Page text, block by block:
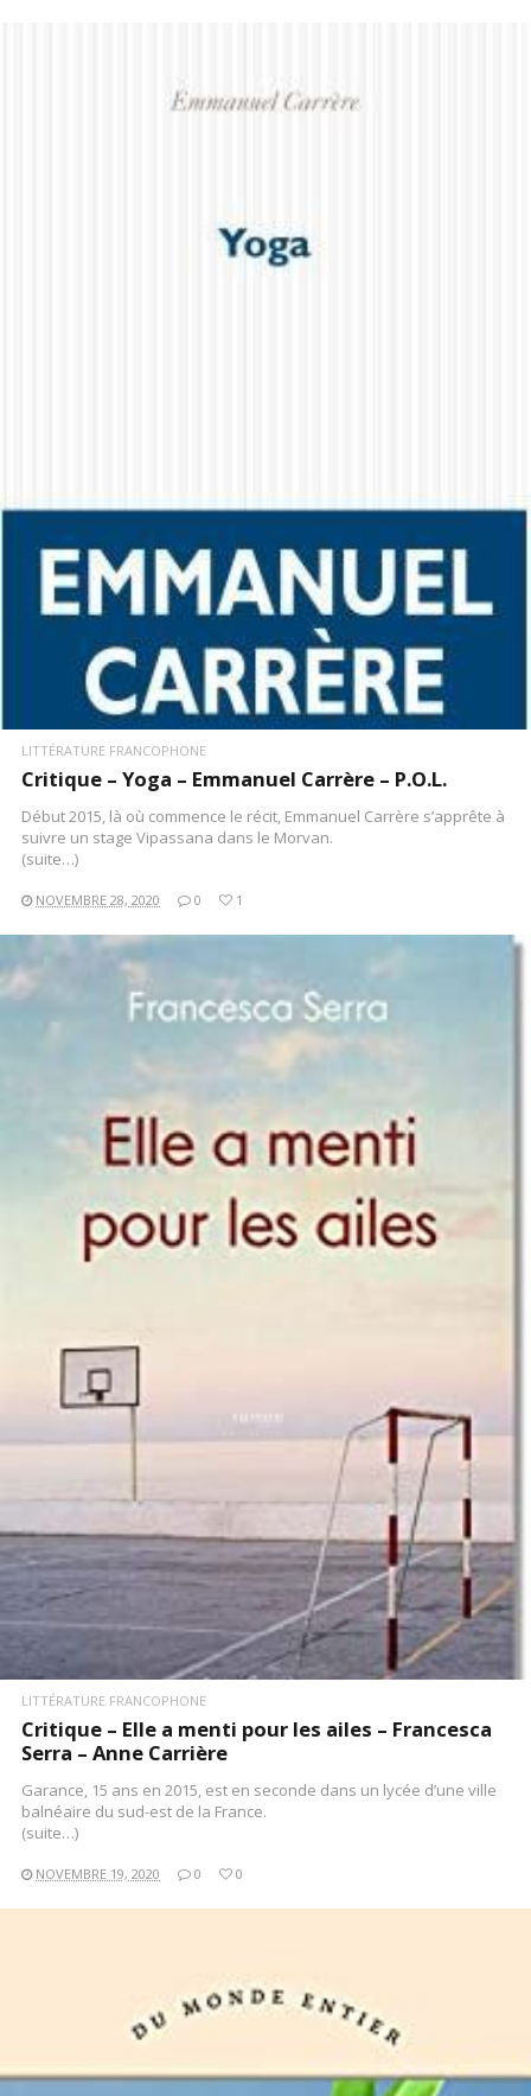
LITTÉRATURE FRANCOPHONE
Critique – Yoga – Emmanuel Carrère – P.O.L.
Début 2015, là où commence le récit, Emmanuel Carrère s’apprête à
suivre un stage Vipassana dans le Morvan.
(suite…)
NOVEMBRE 28, 2020 0 1
LITTÉRATURE FRANCOPHONE
Critique – Elle a menti pour les ailes – Francesca
Serra – Anne Carrière
Garance, 15 ans en 2015, est en seconde dans un lycée d’une ville
balnéaire du sud-est de la France.
(suite…)
NOVEMBRE 19, 2020 0 0